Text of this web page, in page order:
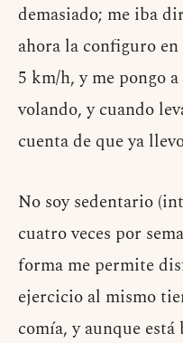
demasiado; me iba
ahora la configuro
5 km/h, y me pongo
volando, y cuando
cuenta de que ya
No soy sedentario
cuatro veces por
forma me permite
ejercicio al mismo
comía, y aunque